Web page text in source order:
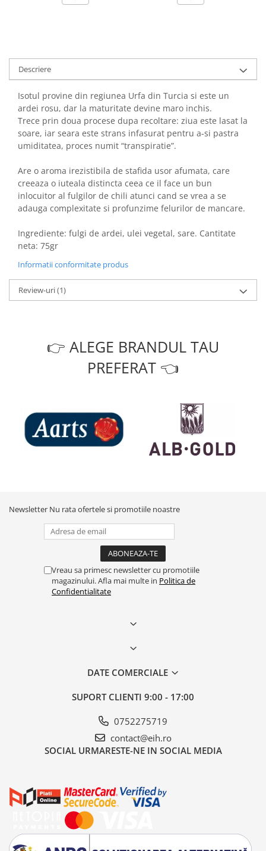
Descriere
Isotul provine din regiunea Urfa din Turcia si este un
ardei rosu, dar la maturitate devine maro inchis.
Trece prin doua procese dupa recoltare: ziua este lasat la
soare, iar seara este strans infasurat pentru a-si pastra
umiditatea, proces numit “transpiratie”.
Are o aroma irezistibila de stafida usor afumata, care
creeaza o iuteala distincta ceea ce il face un bun
inlocuitor al fulgilor de chili atunci cand se vrea a se
adauga complexitate si profunzime felurilor de mancare.
Ingrediente: fulgi de ardei, ulei vegetal, sare. Cantitate
neta: 75gr
Informatii conformitate produs
Review-uri(1)
👉 ALEGE BRANDUL TAU
PREFERAT 👈
Newsletter Nu rata ofertele si promotiile noastre
Vreau sa primesc newsletter cu promotiile
magazinului. Afla mai multe in Politica de
Confidentialitate
DATE COMERCIALE
SUPORT CLIENTI 9:00 - 17:00
0752275719
contact@eih.ro
SOCIAL URMARESTE-NE IN SOCIAL MEDIA